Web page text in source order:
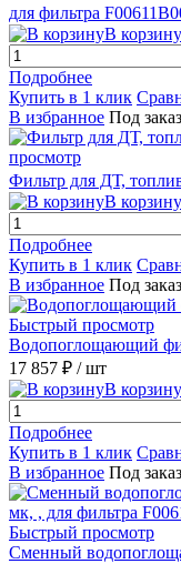
для фильтра
В корзину
Подробнее
Купить в 1 клик
В избранное Под заказ
просмотр
Фильтр для ДТ,
В корзину
Подробнее
Купить в 1 клик
В избранное Под заказ
Быстрый просмотр
Водопоглощающий
17 857 ₽ / шт
В корзину
Подробнее
Купить в 1 клик
В избранное Под заказ
Быстрый просмотр
Сменный